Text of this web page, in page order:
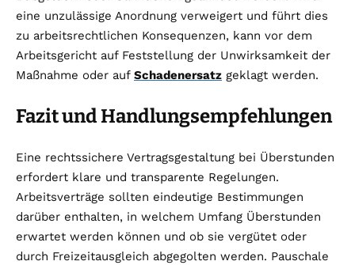
eine unzulässige Anordnung verweigert und führt dies
zu arbeitsrechtlichen Konsequenzen, kann vor dem
Arbeitsgericht auf Feststellung der Unwirksamkeit der
Maßnahme oder auf Schadenersatz geklagt werden.
Fazit und Handlungsempfehlungen
Eine rechtssichere Vertragsgestaltung bei Überstunden
erfordert klare und transparente Regelungen.
Arbeitsverträge sollten eindeutige Bestimmungen
darüber enthalten, in welchem Umfang Überstunden
erwartet werden können und ob sie vergütet oder
durch Freizeitausgleich abgegolten werden. Pauschale